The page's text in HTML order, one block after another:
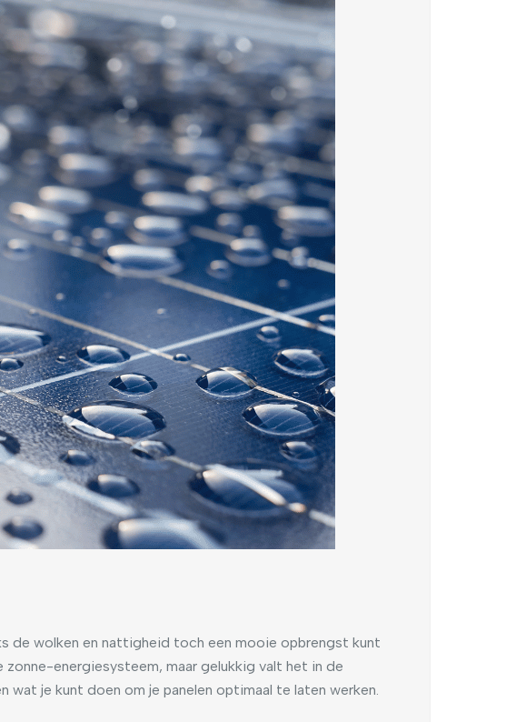
de wolken en nattigheid toch een mooie opbrengst kunt
zonne-energiesysteem, maar gelukkig valt het in de
wat je kunt doen om je panelen optimaal te laten werken.